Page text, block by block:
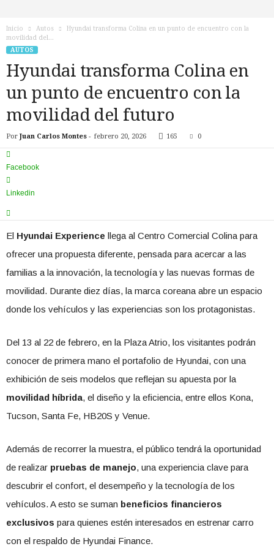
Inicio Autos
Hyundai transforma Colina en un punto de encuentro con la
movilidad del...
AUTOS
Hyundai transforma Colina en
un punto de encuentro con la
movilidad del futuro
Por Juan Carlos Montes - febrero 20, 2026 165 0
Facebook
Linkedin
El Hyundai Experience llega al Centro Comercial Colina para
ofrecer una propuesta diferente, pensada para acercar a las
familias a la innovación, la tecnología y las nuevas formas de
movilidad. Durante diez días, la marca coreana abre un espacio
donde los vehículos y las experiencias son los protagonistas.
Del 13 al 22 de febrero, en la Plaza Atrio, los visitantes podrán
conocer de primera mano el portafolio de Hyundai, con una
exhibición de seis modelos que reflejan su apuesta por la
movilidad híbrida, el diseño y la eficiencia, entre ellos Kona,
Tucson, Santa Fe, HB20S y Venue.
Además de recorrer la muestra, el público tendrá la oportunidad
de realizar pruebas de manejo, una experiencia clave para
descubrir el confort, el desempeño y la tecnología de los
vehículos. A esto se suman beneficios financieros
exclusivos para quienes estén interesados en estrenar carro
con el respaldo de Hyundai Finance.